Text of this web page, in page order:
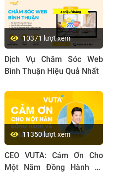
10371 lượt xem
Dịch Vụ Chăm Sóc Web
Bình Thuận Hiệu Quả Nhất
11350 lượt xem
CEO VUTA: Cảm Ơn Cho
Một Năm Đồng Hành và